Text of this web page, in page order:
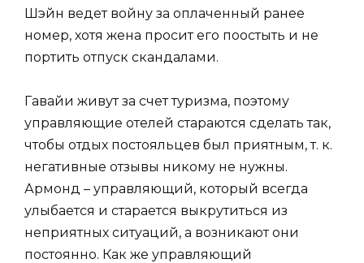
Шэйн ведет войну за оплаченный ранее
номер, хотя жена просит его поостыть и не
портить отпуск скандалами.
Гавайи живут за счет туризма, поэтому
управляющие отелей стараются сделать так,
чтобы отдых постояльцев был приятным, т. к.
негативные отзывы никому не нужны.
Армонд – управляющий, который всегда
улыбается и старается выкрутиться из
неприятных ситуаций, а возникают они
постоянно. Как же управляющий